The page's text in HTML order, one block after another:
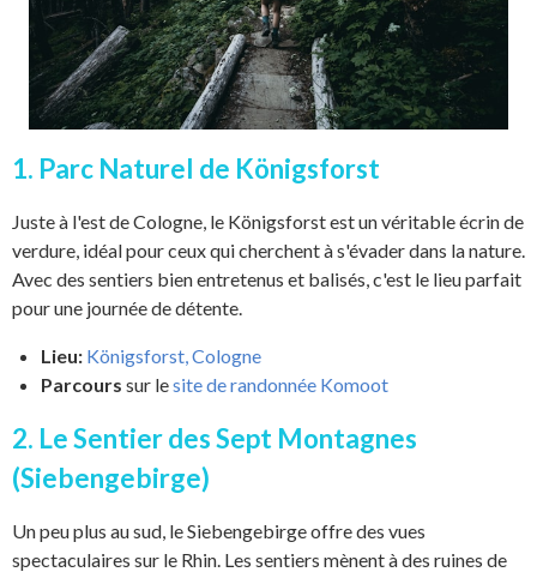
1. Parc Naturel de Königsforst
Juste à l'est de Cologne, le Königsforst est un véritable écrin de
verdure, idéal pour ceux qui cherchent à s'évader dans la nature.
Avec des sentiers bien entretenus et balisés, c'est le lieu parfait
pour une journée de détente.
Lieu: Königsforst, Cologne
Parcours sur lesite de randonnée Komoot
2. Le Sentier des Sept Montagnes
(Siebengebirge)
Un peu plus au sud, le Siebengebirge offre des vues
spectaculaires sur le Rhin. Les sentiers mènent à des ruines de